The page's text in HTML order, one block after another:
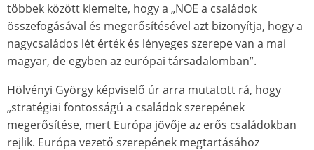
többek között kiemelte, hogy a „NOE a családok
összefogásával és megerősítésével azt bizonyítja, hogy a
nagycsaládos lét érték és lényeges szerepe van a mai
magyar, de egyben az európai társadalomban”.
Hölvényi György képviselő úr arra mutatott rá, hogy
„stratégiai fontosságú a családok szerepének
megerősítése, mert Európa jövője az erős családokban
rejlik. Európa vezető szerepének megtartásához